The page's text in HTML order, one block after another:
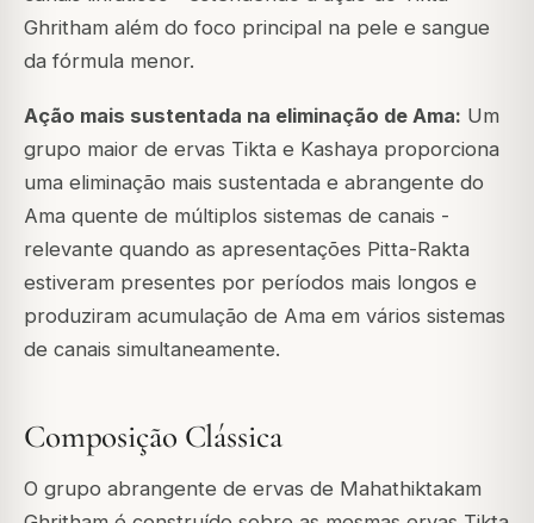
Ghritham além do foco principal na pele e sangue
da fórmula menor.
Ação mais sustentada na eliminação de Ama: Um
grupo maior de ervas Tikta e Kashaya proporciona
uma eliminação mais sustentada e abrangente do
Ama quente de múltiplos sistemas de canais -
relevante quando as apresentações Pitta-Rakta
estiveram presentes por períodos mais longos e
produziram acumulação de Ama em vários sistemas
de canais simultaneamente.
Composição Clássica
O grupo abrangente de ervas de Mahathiktakam